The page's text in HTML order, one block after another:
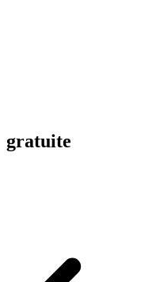
gratuite